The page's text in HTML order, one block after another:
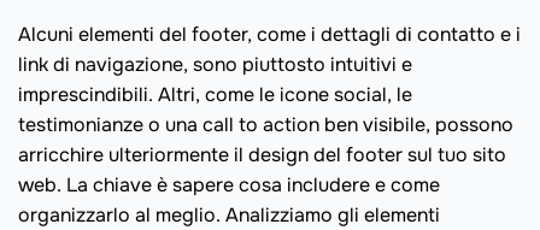
Alcuni elementi del footer, come i dettagli di contatto e i
link di navigazione, sono piuttosto intuitivi e
imprescindibili. Altri, come le icone social, le
testimonianze o una call to action ben visibile, possono
arricchire ulteriormente il design del footer sul tuo sito
web. La chiave è sapere cosa includere e come
organizzarlo al meglio. Analizziamo gli elementi